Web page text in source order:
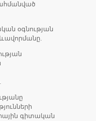
օգնության
գիտական